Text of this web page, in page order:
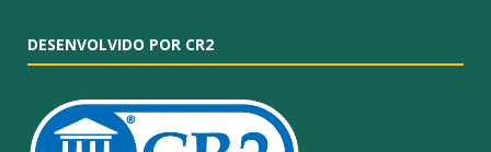
DESENVOLVIDO POR CR2